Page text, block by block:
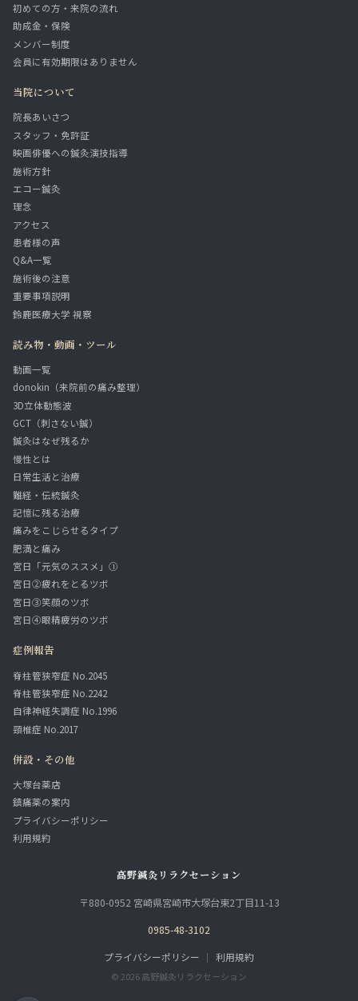
初めての方・来院の流れ
助成金・保険
メンバー制度
会員に有効期限はありません
当院について
院長あいさつ
スタッフ・免許証
映画俳優への鍼灸演技指導
施術方針
エコー鍼灸
理念
アクセス
患者様の声
Q&A一覧
施術後の注意
重要事項説明
鈴鹿医療大学 視察
読み物・動画・ツール
動画一覧
donokin（来院前の痛み整理）
3D立体動態波
GCT（刺さない鍼）
鍼灸はなぜ残るか
慢性とは
日常生活と治療
難経・伝統鍼灸
記憶に残る治療
痛みをこじらせるタイプ
肥満と痛み
宮日「元気のススメ」①
宮日②疲れをとるツボ
宮日③笑顔のツボ
宮日④眼精疲労のツボ
症例報告
脊柱管狭窄症 No.2045
脊柱管狭窄症 No.2242
自律神経失調症 No.1996
頸椎症 No.2017
併設・その他
大塚台薬店
鎮痛薬の案内
プライバシーポリシー
利用規約
高野鍼灸リラクセーション
〒880-0952 宮崎県宮崎市大塚台東2丁目11-13
0985-48-3102
プライバシーポリシー ｜ 利用規約
© 2026 高野鍼灸リラクセーション